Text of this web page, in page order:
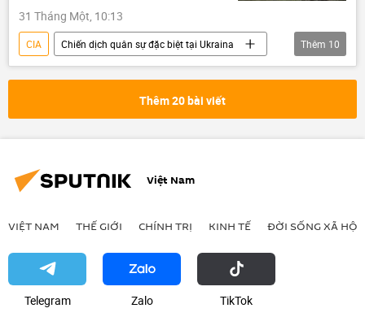
31 Tháng Một, 10:13
CIA
Chiến dịch quân sự đặc biệt tại Ukraina
Ukraina
Cuộc khủng hoảng ở Ukraina
Quân sự
Hoa Kỳ
EU
Nga
phương Tây
MI-6
Thêm 10
Thêm 20 bài viết
Việt Nam
VIỆT NAM THẾ GIỚI CHÍNH TRỊ KINH TẾ ĐỜI SỐNG XÃ HỘI
Telegram Zalo ТikТоk